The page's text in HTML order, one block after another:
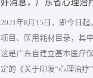
好消息，广东省心理治
2021年8月15日，即今日
项目、医用耗材目录，其
这是广东自建立基本医疗
定的《关于印发“心理治疗